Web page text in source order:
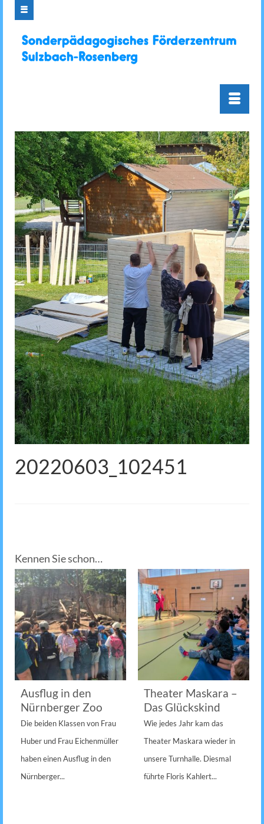
20220603_102451
Kennen Sie schon…
Ausflug in den
Nürnberger Zoo
Die beiden Klassen von Frau
Huber und Frau Eichenmüller
haben einen Ausflug in den
Nürnberger...
Theater Maskara –
Das Glückskind
Wie jedes Jahr kam das
Theater Maskara wieder in
unsere Turnhalle. Diesmal
führte Floris Kahlert...